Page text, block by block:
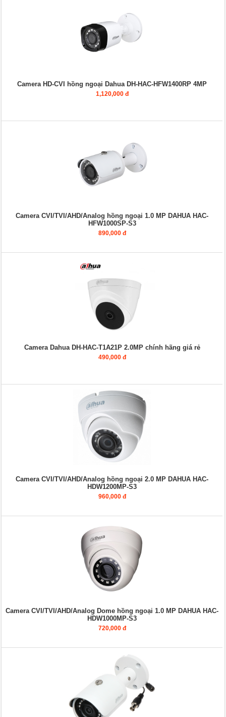
Camera HD-CVI hồng ngoại Dahua DH-HAC-HFW1400RP 4MP
1,120,000 đ
Camera CVI/TVI/AHD/Analog hồng ngoại 1.0 MP DAHUA HAC-
HFW1000SP-S3
890,000 đ
Camera Dahua DH-HAC-T1A21P 2.0MP chính hãng giá rẻ
490,000 đ
Camera CVI/TVI/AHD/Analog hồng ngoại 2.0 MP DAHUA HAC-
HDW1200MP-S3
960,000 đ
Camera CVI/TVI/AHD/Analog Dome hồng ngoại 1.0 MP DAHUA HAC-
HDW1000MP-S3
720,000 đ